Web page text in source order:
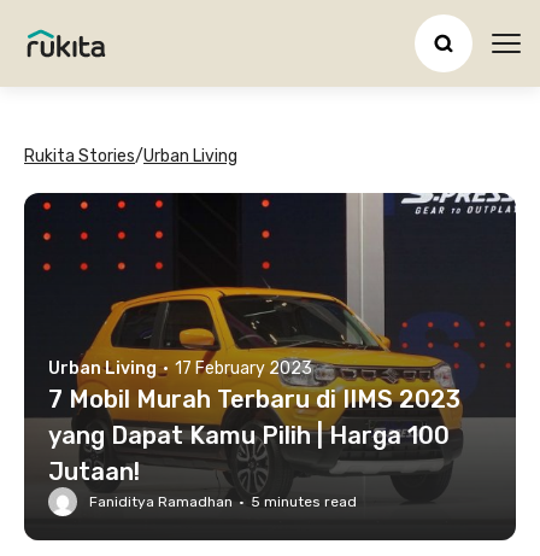
Rukita Stories/Urban Living
Urban Living · 17 February 2023
7 Mobil Murah Terbaru di IIMS 2023
yang Dapat Kamu Pilih | Harga 100
Jutaan!
Faniditya Ramadhan · 5 minutes read